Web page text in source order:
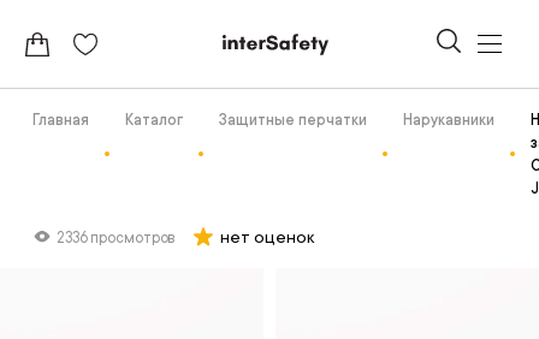
Главная Каталог Защитные перчатки Нарукавники
2336 просмотров нет оценок